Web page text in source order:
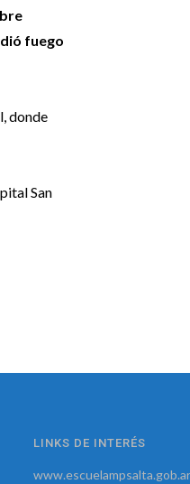
fuego
donde
San
LINKS DE INTERÉS
www.escuelampsalta.gob.ar